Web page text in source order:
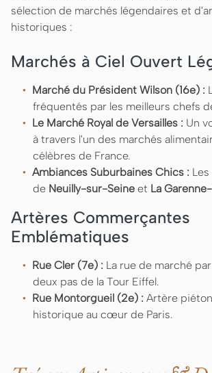
sélection de marchés légendaires et
historiques :
Marchés à Ciel Ouvert
Marché du Président Wilson (16e) :
fréquentés par les meilleurs chefs
Le Marché Royal de Versailles : Un
à travers l'un des marchés
célèbres de France.
Ambiances Suburbaines Chics :
de Neuilly-sur-Seine et La
Artères Commerçantes
Emblématiques
Rue Cler (7e) : La rue de marché
deux pas de la Tour Eiffel.
Rue Montorgueil (2e) : Artère
historique au cœur de Paris.